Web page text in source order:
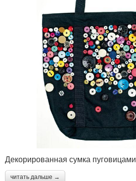
Декорированная сумка пуговицами
читать дальше →